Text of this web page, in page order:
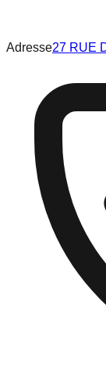
Adresse27 RUE